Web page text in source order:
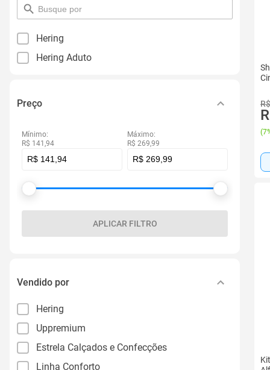
pesquisar
por
Hering
Hering Aduto
Preço
Mínimo:
R$ 141,94
Máximo:
R$ 269,99
APLICAR FILTRO
Vendido por
Hering
Uppremium
Estrela Calçados e Confecções
Linha Conforto
(